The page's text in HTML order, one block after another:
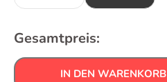
Gesamtpreis:
IN DEN WARENKORB